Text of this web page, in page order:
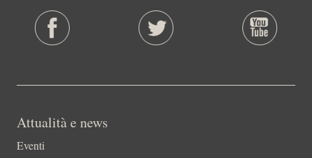
Attualità e news
Eventi